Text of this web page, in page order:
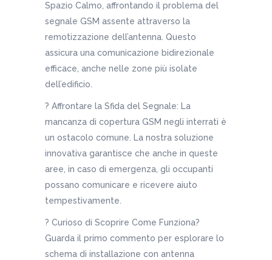
Spazio Calmo, affrontando il problema del
segnale GSM assente attraverso la
remotizzazione dell’antenna. Questo
assicura una comunicazione bidirezionale
efficace, anche nelle zone più isolate
dell’edificio.
? Affrontare la Sfida del Segnale: La
mancanza di copertura GSM negli interrati è
un ostacolo comune. La nostra soluzione
innovativa garantisce che anche in queste
aree, in caso di emergenza, gli occupanti
possano comunicare e ricevere aiuto
tempestivamente.
? Curioso di Scoprire Come Funziona?
Guarda il primo commento per esplorare lo
schema di installazione con antenna